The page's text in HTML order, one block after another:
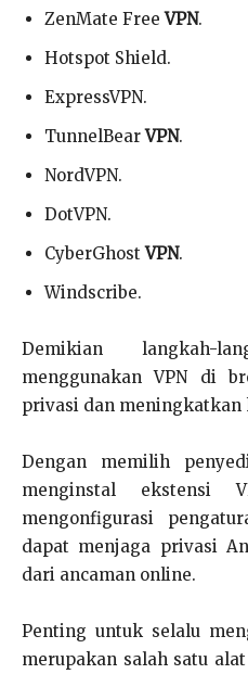
ZenMate FreeVPN.
Hotspot Shield.
ExpressVPN.
TunnelBearVPN.
NordVPN.
DotVPN.
CyberGhostVPN.
Windscribe.
Demikian langkah-
menggunakan VPN di
privasi dan meningkatkan
Dengan memilih
menginstal ekstensi
mengonfigurasi
dapat menjaga privasi
dari ancaman online.
Penting untuk selalu
merupakan salah satu